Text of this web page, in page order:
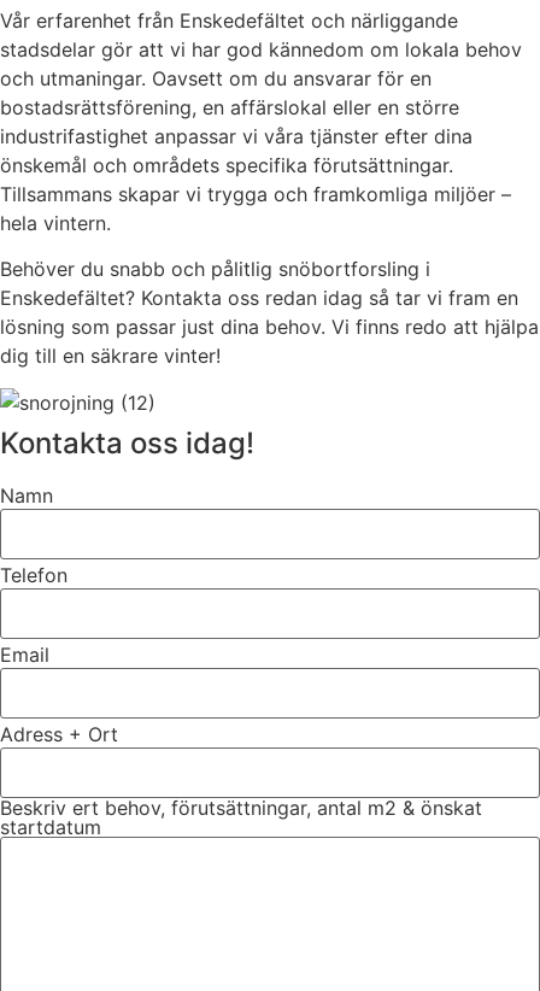
Vår erfarenhet från Enskedefältet och närliggande
stadsdelar gör att vi har god kännedom om lokala behov
och utmaningar. Oavsett om du ansvarar för en
bostadsrättsförening, en affärslokal eller en större
industrifastighet anpassar vi våra tjänster efter dina
önskemål och områdets specifika förutsättningar.
Tillsammans skapar vi trygga och framkomliga miljöer –
hela vintern.
Behöver du snabb och pålitlig snöbortforsling i
Enskedefältet? Kontakta oss redan idag så tar vi fram en
lösning som passar just dina behov. Vi finns redo att hjälpa
dig till en säkrare vinter!
Kontakta oss idag!
Namn
Telefon
Email
Adress + Ort
Beskriv ert behov, förutsättningar, antal m2 & önskat
startdatum